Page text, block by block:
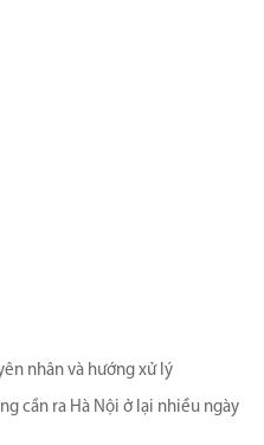
nhân và hướng xử lý
cần ra Hà Nội ở lại nhiều ngày